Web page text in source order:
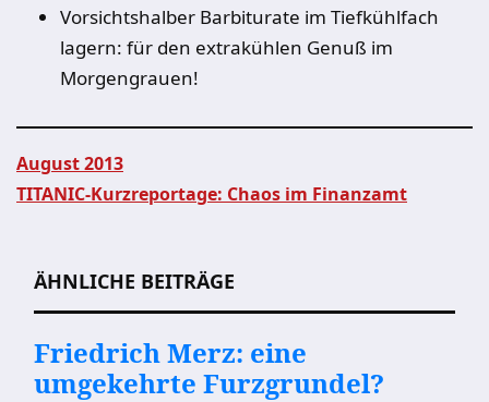
Vorsichtshalber Barbiturate im Tiefkühlfach
lagern: für den extrakühlen Genuß im
Morgengrauen!
August 2013
TITANIC-Kurzreportage: Chaos im Finanzamt
ÄHNLICHE BEITRÄGE
Friedrich Merz: eine
umgekehrte Furzgrundel?